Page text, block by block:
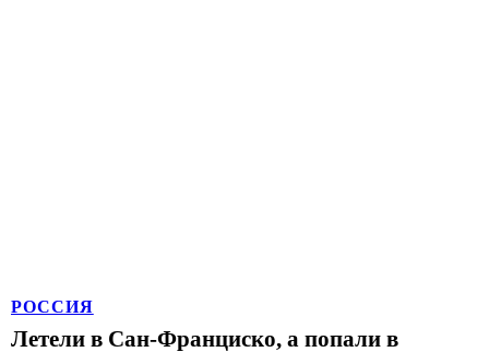
РОССИЯ
Летели в Сан-Франциско, а попали в